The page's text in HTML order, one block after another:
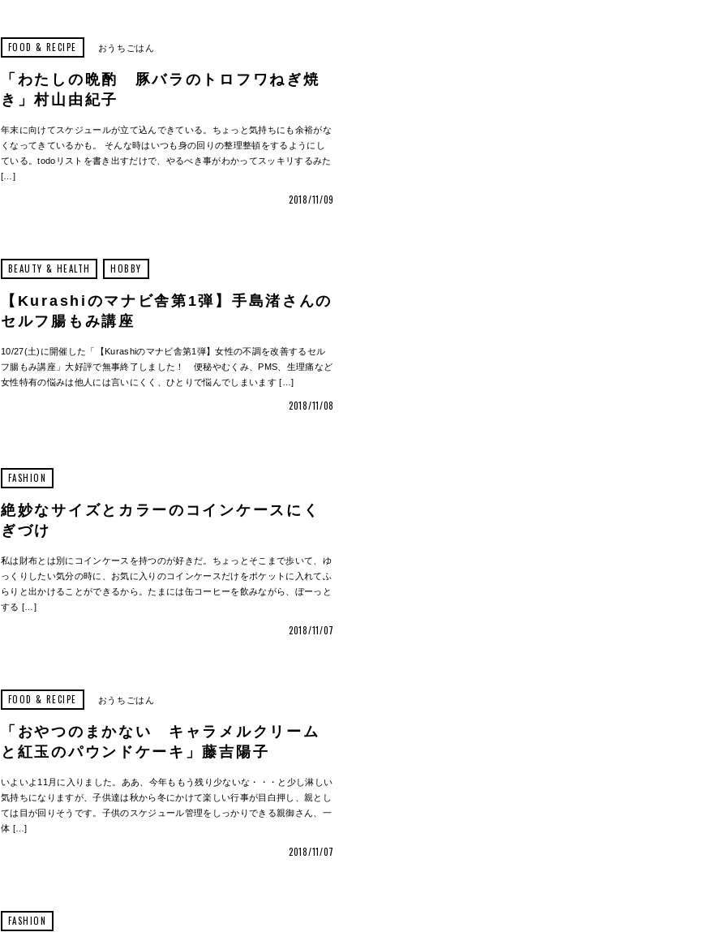
FOOD & RECIPE おうちごはん
「わたしの晩酌 豚バラのトロフワねぎ焼
き」村山由紀子
年末に向けてスケジュールが立て込んできている。ちょっと気持ちにも余裕がな
くなってきているかも。 そんな時はいつも身の回りの整理整頓をするようにし
ている。todoリストを書き出すだけで、やるべき事がわかってスッキリするみた
[…]
2018/11/09
BEAUTY & HEALTH HOBBY
【Kurashiのマナビ舎第1弾】手島渚さんの
セルフ腸もみ講座
10/27(土)に開催した「【Kurashiのマナビ舎第1弾】女性の不調を改善するセル
フ腸もみ講座」大好評で無事終了しました！ 便秘やむくみ、PMS、生理痛など
女性特有の悩みは他人には言いにくく、ひとりで悩んでしまいます […]
2018/11/08
FASHION
絶妙なサイズとカラーのコインケースにく
ぎづけ
私は財布とは別にコインケースを持つのが好きだ。ちょっとそこまで歩いて、ゆ
っくりしたい気分の時に、お気に入りのコインケースだけをポケットに入れてふ
らりと出かけることができるから。たまには缶コーヒーを飲みながら、ぼーっと
する […]
2018/11/07
FOOD & RECIPE おうちごはん
「おやつのまかない キャラメルクリーム
と紅玉のパウンドケーキ」藤吉陽子
いよいよ11月に入りました。ああ、今年ももう残り少ないな・・・と少し淋しい
気持ちになりますが、子供達は秋から冬にかけて楽しい行事が目白押し、親とし
ては目が回りそうです。子供のスケジュール管理をしっかりできる親御さん、一
体 […]
2018/11/07
FASHION